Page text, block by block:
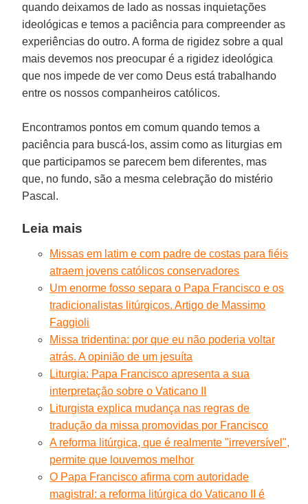
quando deixamos de lado as nossas inquietações
ideológicas e temos a paciência para compreender as
experiências do outro. A forma de rigidez sobre a qual
mais devemos nos preocupar é a rigidez ideológica
que nos impede de ver como Deus está trabalhando
entre os nossos companheiros católicos.
Encontramos pontos em comum quando temos a
paciência para buscá-los, assim como as liturgias em
que participamos se parecem bem diferentes, mas
que, no fundo, são a mesma celebração do mistério
Pascal.
Leia mais
Missas em latim e com padre de costas para fiéis
atraem jovens católicos conservadores
Um enorme fosso separa o Papa Francisco e os
tradicionalistas litúrgicos. Artigo de Massimo
Faggioli
Missa tridentina: por que eu não poderia voltar
atrás. A opinião de um jesuíta
Liturgia: Papa Francisco apresenta a sua
interpretação sobre o Vaticano II
Liturgista explica mudança nas regras de
tradução da missa promovidas por Francisco
A reforma litúrgica, que é realmente "irreversível",
permite que louvemos melhor
O Papa Francisco afirma com autoridade
magistral: a reforma litúrgica do Vaticano II é